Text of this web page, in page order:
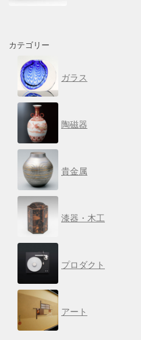
カテゴリー
ガラス
陶磁器
貴金属
漆器・木工
プロダクト
アート